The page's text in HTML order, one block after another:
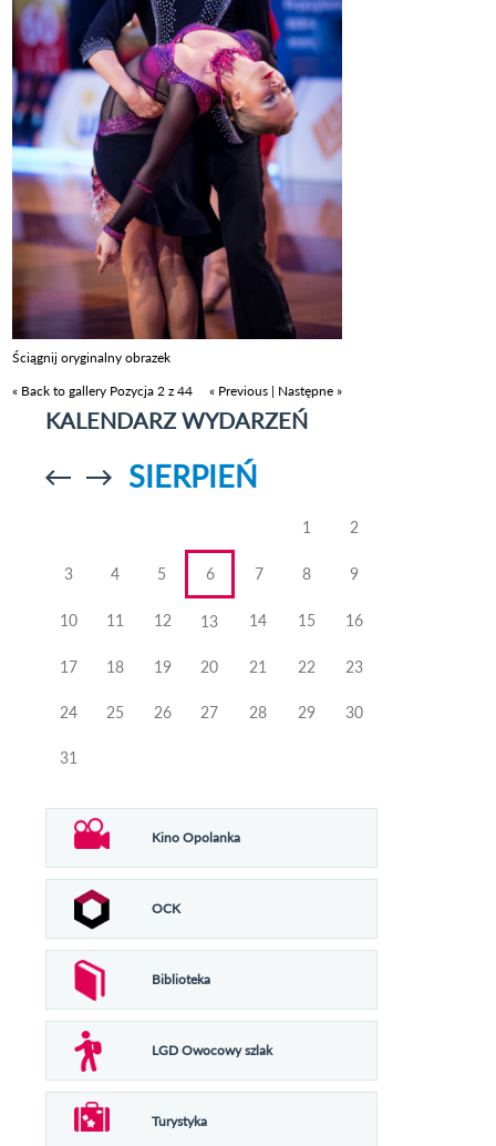
Ściągnij oryginalny obrazek
« Back to gallery Pozycja 2 z 44 « Previous | Następne »
KALENDARZ WYDARZEŃ
Przejdź doPrzejdź do
SIERPIEŃ
1 2
3 4 5 6 7 8 9
10 11 12 13 14 15 16
17 18 19 20 21 22 23
24 25 26 27 28 29 30
31
Kino Opolanka
OCK
Biblioteka
LGD Owocowy szlak
Turystyka